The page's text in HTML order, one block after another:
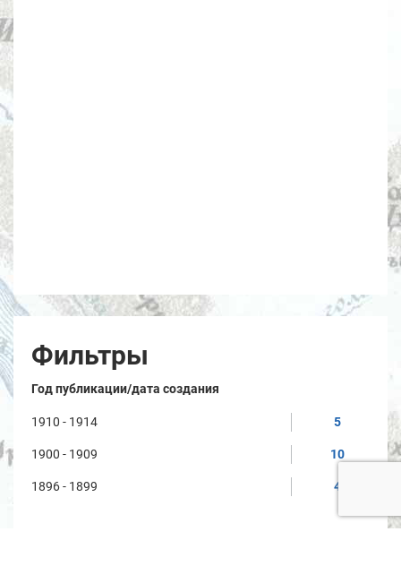
Фильтры
Год публикации/дата создания
1910 - 1914 5
1900 - 1909 10
1896 - 1899 4